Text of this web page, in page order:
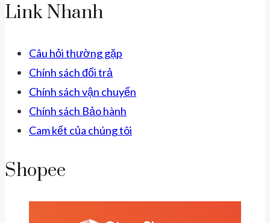
Link Nhanh
Câu hỏi thường gặp
Chính sách đổi trả
Chính sách vận chuyển
Chính sách Bảo hành
Cam kết của chúng tôi
Shopee